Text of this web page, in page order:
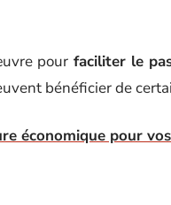
pour faciliter le
bénéficier de
économique pour